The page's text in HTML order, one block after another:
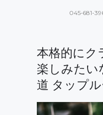
045-681-
本格的にク
楽しみたい
道 タップ